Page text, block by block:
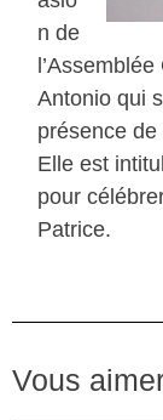
n de
Antonio qui
présence
Elle est
pour
Patrice.
Vous